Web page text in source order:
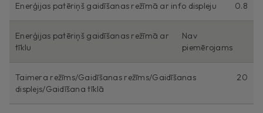
Enerģijas patēriņš gaidīšanas režīmā ar info displeju 0.8
Enerģijas patēriņš gaidīšanas režīmā ar
tīklu
Nav
piemērojams
Taimera režīms/Gaidīšanas režīms/Gaidīšanas
displejs/Gaidīšana tīklā
20